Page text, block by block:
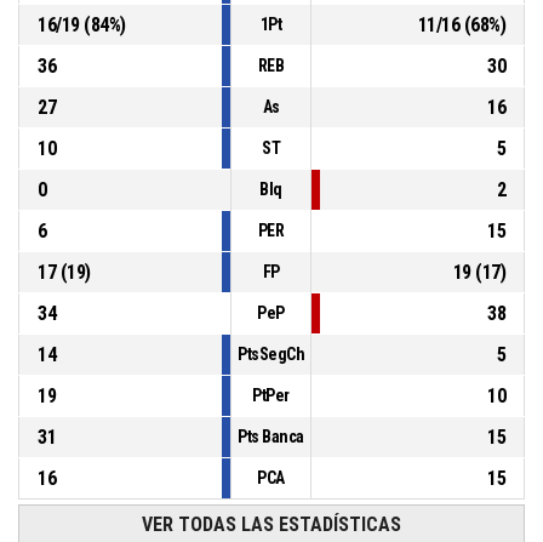
16/19(84%) 1Pt 11/16(68%)
36
REB
30
27
As
16
10
ST
5
0
Blq
2
6
PER
15
17(19) FP 19(17)
34
PeP
38
14
PtsSegCh
5
19
PtPer
10
31
Pts Banca
15
16
PCA 15
VER TODAS LAS ESTADÍSTICAS